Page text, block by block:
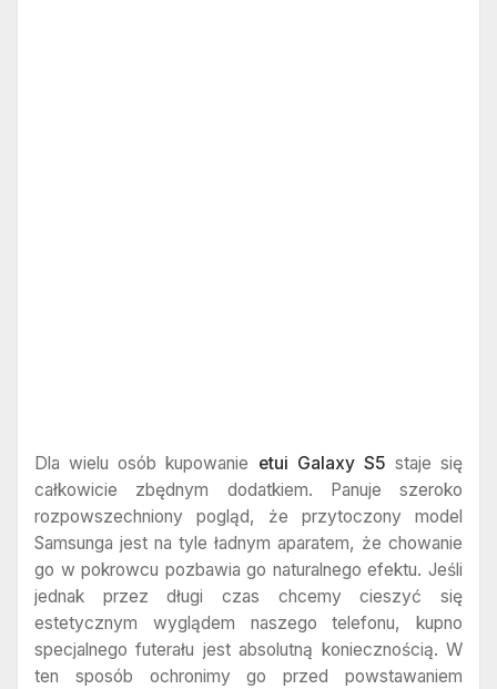
Dla wielu osób kupowanie etui Galaxy S5 staje się
całkowicie zbędnym dodatkiem. Panuje szeroko
rozpowszechniony pogląd, że przytoczony model
Samsunga jest na tyle ładnym aparatem, że chowanie
go w pokrowcu pozbawia go naturalnego efektu. Jeśli
jednak przez długi czas chcemy cieszyć się
estetycznym wyglądem naszego telefonu, kupno
specjalnego futerału jest absolutną koniecznością. W
ten sposób ochronimy go przed powstawaniem